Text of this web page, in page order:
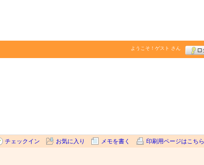
ようこそ！ ゲスト さん
チェックイン お気に入り メモを書く 印刷用ページはこちら